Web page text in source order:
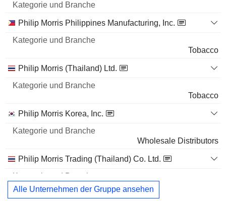
Philip Morris Philippines Manufacturing, Inc.
Tobacco
Philip Morris (Thailand) Ltd.
Tobacco
Philip Morris Korea, Inc.
Wholesale Distributors
Philip Morris Trading (Thailand) Co. Ltd.
Alle Unternehmen der Gruppe ansehen